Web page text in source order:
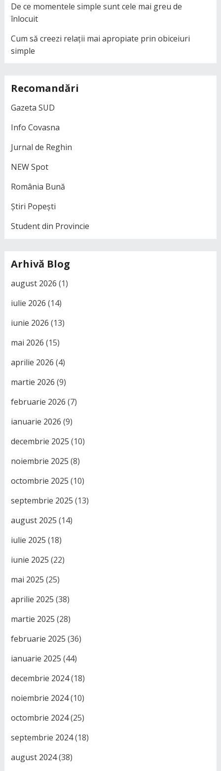
De ce momentele simple sunt cele mai greu de
înlocuit
Cum să creezi relații mai apropiate prin obiceiuri
simple
Recomandări
Gazeta SUD
Info Covasna
Jurnal de Reghin
NEW Spot
România Bună
Știri Popești
Student din Provincie
Arhivă Blog
august 2026 (1)
iulie 2026 (14)
iunie 2026 (13)
mai 2026 (15)
aprilie 2026 (4)
martie 2026 (9)
februarie 2026 (7)
ianuarie 2026 (9)
decembrie 2025 (10)
noiembrie 2025 (8)
octombrie 2025 (10)
septembrie 2025 (13)
august 2025 (14)
iulie 2025 (18)
iunie 2025 (22)
mai 2025 (25)
aprilie 2025 (38)
martie 2025 (28)
februarie 2025 (36)
ianuarie 2025 (44)
decembrie 2024(18)
noiembrie 2024(10)
octombrie 2024(25)
septembrie 2024(18)
august 2024(38)